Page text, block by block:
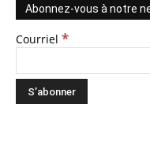
Abonnez-vous à notre
Courriel *